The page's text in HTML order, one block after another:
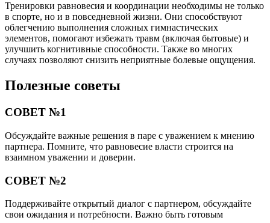
Тренировки равновесия и координации необходимы не только
в спорте, но и в повседневной жизни. Они способствуют
облегчению выполнения сложных гимнастических
элементов, помогают избежать травм (включая бытовые) и
улучшить когнитивные способности. Также во многих
случаях позволяют снизить неприятные болевые ощущения.
Полезные советы
СОВЕТ №1
Обсуждайте важные решения в паре с уважением к мнению
партнера. Помните, что равновесие власти строится на
взаимном уважении и доверии.
СОВЕТ №2
Поддерживайте открытый диалог с партнером, обсуждайте
свои ожидания и потребности. Важно быть готовым